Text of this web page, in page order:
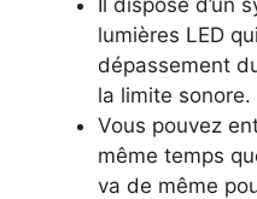
lumières LED
dépassement
la limite sonore.
Vous pouvez
même temps
va de même